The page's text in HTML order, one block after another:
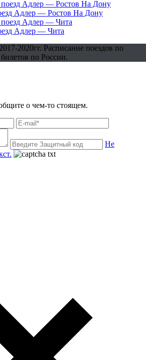
Адлер — Ростов На Дону
Адлер — Чита
2020гг. Расписание поездов по
по России.
о чем-то стоящем.
Не